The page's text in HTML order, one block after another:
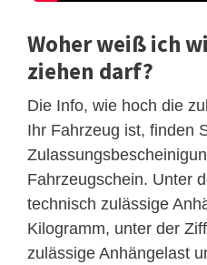
Woher weiß ich
ziehen darf?
Die Info, wie hoch die
Ihr Fahrzeug ist, finden
Fahrzeugschein. Unter
technisch zulässige
Kilogramm, unter der
zulässige Anhängelast